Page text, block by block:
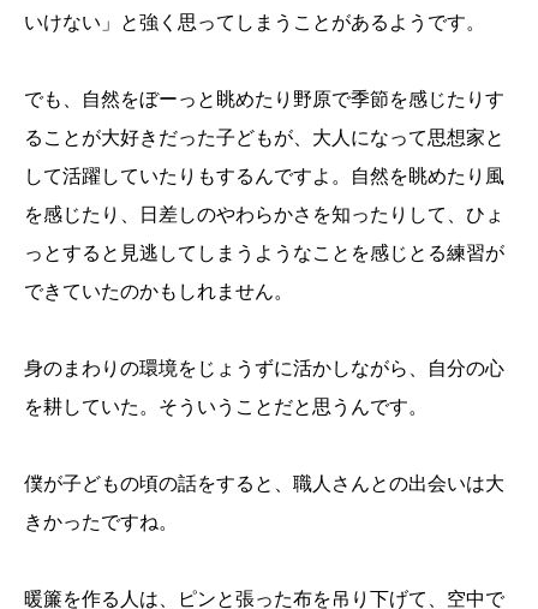
いけない」と強く思ってしまうことがあるようです。
でも、自然をぼーっと眺めたり野原で季節を感じたりす
ることが大好きだった子どもが、大人になって思想家と
して活躍していたりもするんですよ。自然を眺めたり風
を感じたり、日差しのやわらかさを知ったりして、ひょ
っとすると見逃してしまうようなことを感じとる練習が
できていたのかもしれません。
身のまわりの環境をじょうずに活かしながら、自分の心
を耕していた。そういうことだと思うんです。
僕が子どもの頃の話をすると、職人さんとの出会いは大
きかったですね。
暖簾を作る人は、ピンと張った布を吊り下げて、空中で